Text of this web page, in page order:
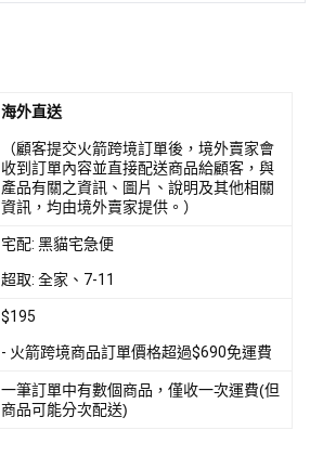
海外直送
（顧客提交火箭跨境訂單後，境外賣家會
收到訂單內容並直接配送商品給顧客，與
產品有關之資訊、圖片、說明及其他相關
資訊，均由境外賣家提供。）
宅配: 黑貓宅急便
超取: 全家、7-11
$195
- 火箭跨境商品訂單價格超過$690免運費
一筆訂單中有數個商品，僅收一次運費(但
商品可能分次配送)